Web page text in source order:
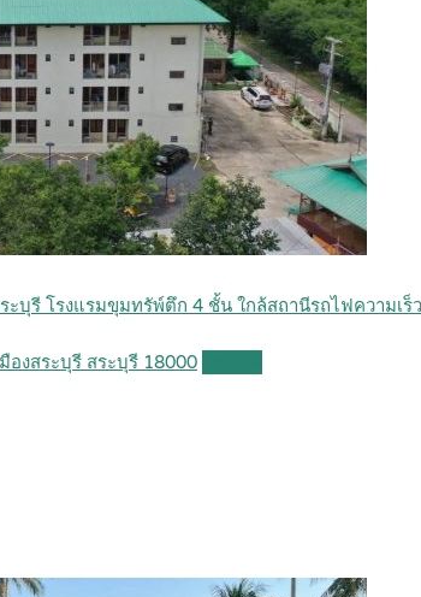
บุรี โรงแรมขุมทรัพ์ตึก 4 ชั้น ใกล้สถานีรถไฟความเร็
องสระบุรี สระบุรี 18000